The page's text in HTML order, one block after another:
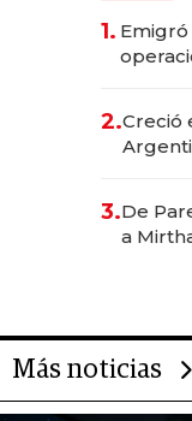
1.
2.Creció
las
3.De
a
Más noticias